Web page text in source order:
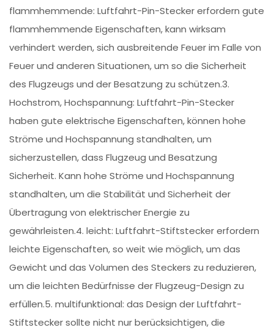
flammhemmende: Luftfahrt-Pin-Stecker erfordern gute
flammhemmende Eigenschaften, kann wirksam
verhindert werden, sich ausbreitende Feuer im Falle von
Feuer und anderen Situationen, um so die Sicherheit
des Flugzeugs und der Besatzung zu schützen.3.
Hochstrom, Hochspannung: Luftfahrt-Pin-Stecker
haben gute elektrische Eigenschaften, können hohe
Ströme und Hochspannung standhalten, um
sicherzustellen, dass Flugzeug und Besatzung
Sicherheit. Kann hohe Ströme und Hochspannung
standhalten, um die Stabilität und Sicherheit der
Übertragung von elektrischer Energie zu
gewährleisten.4. leicht: Luftfahrt-Stiftstecker erfordern
leichte Eigenschaften, so weit wie möglich, um das
Gewicht und das Volumen des Steckers zu reduzieren,
um die leichten Bedürfnisse der Flugzeug-Design zu
erfüllen.5. multifunktional: das Design der Luftfahrt-
Stiftstecker sollte nicht nur berücksichtigen, die